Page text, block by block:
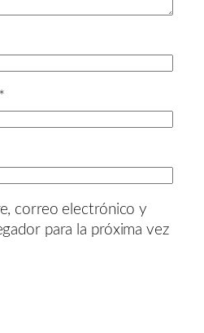
*
correo electrónico y
para la próxima vez